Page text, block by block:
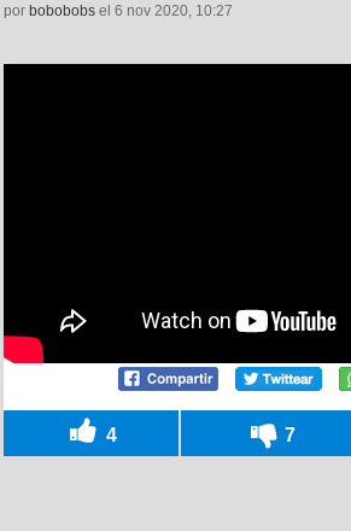
por bobobobs el 6 nov 2020, 10:27
4 7